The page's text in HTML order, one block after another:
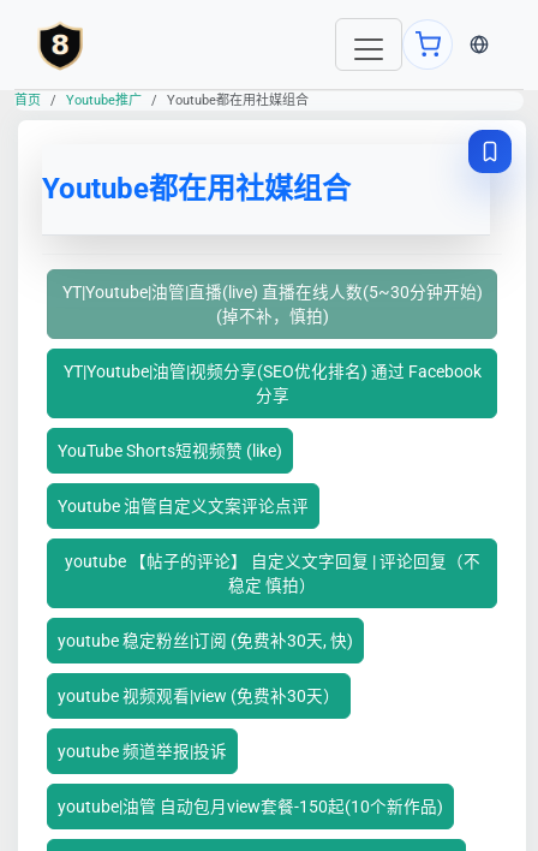
当前语
首页 Youtube推广 Youtube都在用社媒组合
Youtube都在用社媒组合
YT|Youtube|油管|直播(live) 直播在线人数(5~30分钟开始)
(掉不补，慎拍)
YT|Youtube|油管|视频分享(SEO优化排名) 通过 Facebook
分享
YouTube Shorts短视频赞 (like)
Youtube 油管自定义文案评论点评
youtube 【帖子的评论】 自定义文字回复 | 评论回复（不
稳定 慎拍）
youtube 稳定粉丝|订阅 (免费补30天, 快)
youtube 视频观看|view (免费补30天）
youtube 频道举报|投诉
youtube|油管 自动包月view套餐-150起(10个新作品)